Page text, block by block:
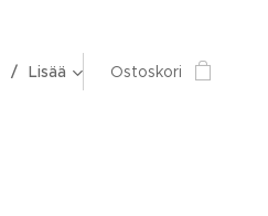
Lisää Ostoskori